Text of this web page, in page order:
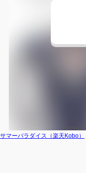
サマーパラダイス（楽天Kobo）